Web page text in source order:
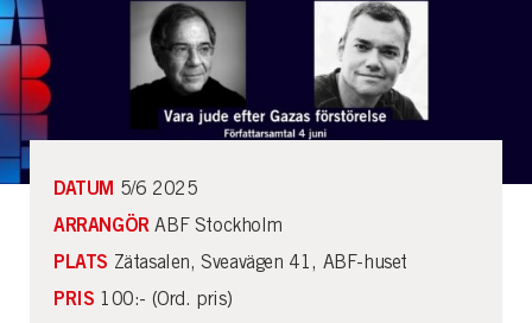
DATUM 5/6 2025
ARRANGÖR ABF Stockholm
PLATS Zätasalen, Sveavägen 41, ABF-huset
PRIS 100:- (Ord. pris)